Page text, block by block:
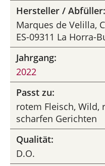
Hersteller / Abfüller:
Marques de Velilla,
ES-09311 La Horra-
Jahrgang:
2022
Passt zu:
rotem Fleisch, Wild,
scharfen Gerichten
Qualität:
D.O.